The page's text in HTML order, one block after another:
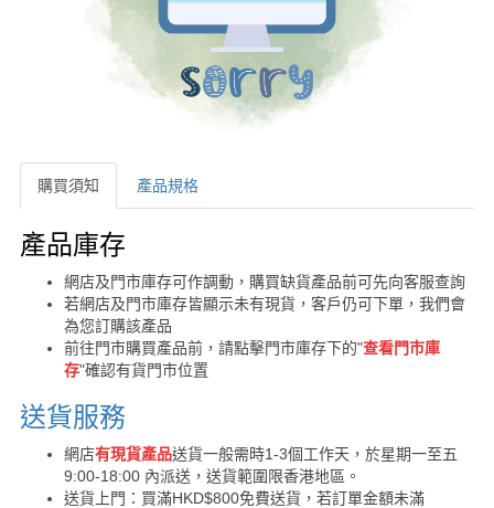
購買須知 產品規格
購買須知
產品庫存
網店及門市庫存可作調動，購買缺貨產品前可先向客服查詢
若網店及門市庫存皆顯示未有現貨，客戶仍可下單，我們會
為您訂購該產品
前往門市購買產品前，請點擊門市庫存下的"查看門市庫
存"確認有貨門市位置
送貨服務
網店有現貨產品送貨一般需時1-3個工作天，於星期一至五
9:00-18:00 內派送，送貨範圍限香港地區。
送貨上門：買滿HKD$800免費送貨，若訂單金額未滿